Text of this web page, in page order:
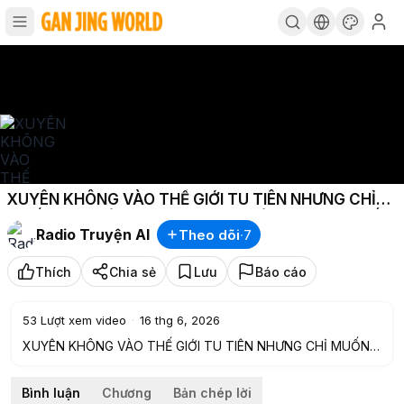
XUYÊN KHÔNG VÀO THẾ GIỚI TU TIÊN NHƯNG CHỈ
MUỐN LÀM NÔNG VÀ CƯỚI VỢ KHÔNG NGỜ LẠI BẤT
TỬ P7Radio Truyện AI Theo dõi·7
Thích Chia sẻ Lưu Báo cáo
53 Lượt xem video · 16 thg 6, 2026
XUYÊN KHÔNG VÀO THẾ GIỚI TU TIÊN NHƯNG CHỈ MUỐN
———-✨———-
Bình luận Chương Bản chép lời